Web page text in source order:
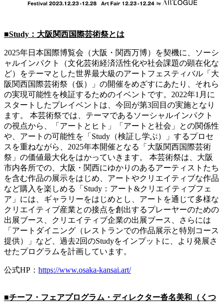
■Study：大阪関西国際芸術祭とは
2025年日本国際博覧会（大阪・関西万博）を契機に、ソーシ
ャルインパクト（文化芸術経済活性化や社会課題の顕在化な
ど）をテーマとした世界最大級のアートフェスティバル「大
阪関西国際芸術祭（仮）」の開催をめざすにあたり、それら
の実現可能性を検証するためのイベントです。2022年1月に
スタートしたプレイベントは、今回が第3回目の実施となり
ます。 本芸術祭では、テーマであるソーシャルインパクト
の視点から、「アートとヒト」「アートと社会」との関係性
や、アートの可能性を「Study（検証し学ぶ）」するプロセ
スを重ねながら、2025年本開催となる「大阪関西国際芸術
祭」の価値最大化をはかっていきます。 本芸術祭は、大阪
市内各所での、大阪・関西にゆかりのあるアーティストたち
を含む作品の展示をはじめ、アートやクリエイティブな作品
など購入を楽しめる「Study：アート&クリエイティブフェ
ア」には、ギャラリーをはじめとし、アートを通じて多様な
クリエイティブ産業との接点を創出するプレーヤーのための
出展ブース、クリエイティブ企業の出展ブース、さらには
「アートダイニング（レストランでの作品展示と特別コース
提供）」など、過去2回のStudyをインプットに、より発展さ
せたプログラムを計画しています。
公式HP： https://www.osaka-kansai.art/
■チーフ・フェアプログラム・ディレクター沓名美和（くつ